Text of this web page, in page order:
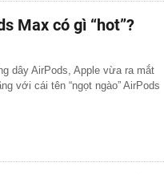
Max có gì “hot”?
dây AirPods, Apple vừa ra mắt
với cái tên “ngọt ngào” AirPods